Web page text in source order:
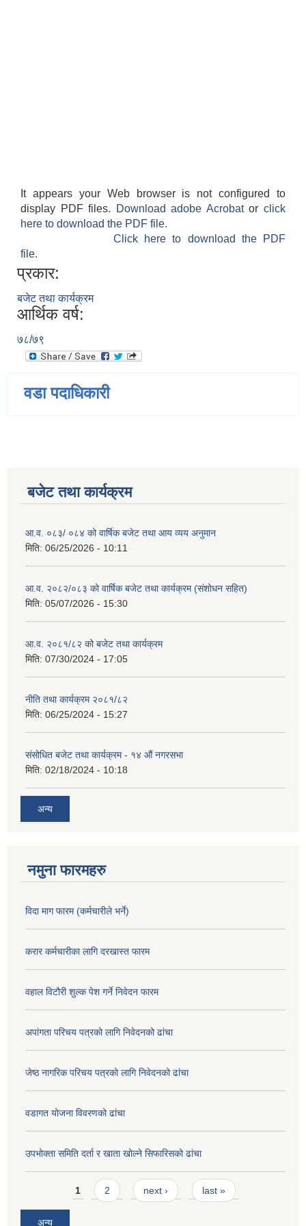
It appears your Web browser is not configured to
display PDF files.
Download adobe Acrobatorclick
here to download the PDF file.
Click here to download the PDF
file.
प्रकार:
बजेट तथा कार्यक्रम
आर्थिक वर्ष:
७८/७९
वडा पदाधिकारी
बजेट तथा कार्यक्रम
आ.व. ०८३/ ०८४ को वार्षिक बजेट तथा आय व्यय अनुमान
मिति: 06/25/2026 - 10:11
आ.व. २०८२/०८३ को वार्षिक बजेट तथा कार्यक्रम (संशोधन सहित)
मिति: 05/07/2026 - 15:30
आ.व. २०८१/८२ को बजेट तथा कार्यक्रम
मिति: 07/30/2024 - 17:05
नीति तथा कार्यक्रम २०८१/८२
मिति: 06/25/2024 - 15:27
संसोधित बजेट तथा कार्यक्रम - १४ औं नगरसभा
मिति: 02/18/2024 - 10:18
अन्य
नमुना फारमहरु
विदा माग फारम (कर्मचारीले भर्ने)
करार कर्मचारीका लागि दरखास्त फारम
वहाल विटौरी शुल्क पेश गर्ने निवेदन फारम
अपांगता परिचय पत्रको लागि निवेदनको ढांचा
जेष्ठ नागरिक परिचय पत्रको लागि निवेदनको ढांचा
वडागत योजना विवरणको ढांचा
उपभोक्ता समिति दर्ता र खाता खोल्ने सिफारिसको ढांचा
Pages1 2 next › last »
अन्य